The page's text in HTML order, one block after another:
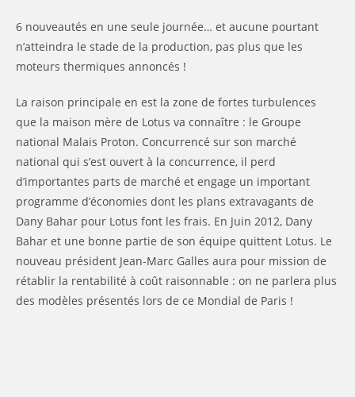
6 nouveautés en une seule journée… et aucune pourtant
n’atteindra le stade de la production, pas plus que les
moteurs thermiques annoncés !
La raison principale en est la zone de fortes turbulences
que la maison mère de Lotus va connaître : le Groupe
national Malais Proton. Concurrencé sur son marché
national qui s’est ouvert à la concurrence, il perd
d’importantes parts de marché et engage un important
programme d’économies dont les plans extravagants de
Dany Bahar pour Lotus font les frais. En Juin 2012, Dany
Bahar et une bonne partie de son équipe quittent Lotus. Le
nouveau président Jean-Marc Galles aura pour mission de
rétablir la rentabilité à coût raisonnable : on ne parlera plus
des modèles présentés lors de ce Mondial de Paris !